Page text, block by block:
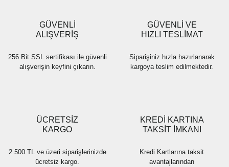
Ürün fiyatı diğer sitelerden daha pahalı.
Bu ürüne benzer farklı alternatifler olmalı.
GÜVENLİ
ALIŞVERİŞ
256 Bit SSL sertifikası ile güvenli
alışverişin keyfini çıkarın.
GÜVENLİ VE
HIZLI TESLİMAT
Siparişiniz hızla hazırlanarak
kargoya teslim edilmektedir.
ÜCRETSİZ
KARGO
2.500 TL ve üzeri siparişlerinizde
ücretsiz kargo.
KREDİ KARTINA
TAKSİT İMKANI
Kredi Kartlarına taksit
avantajlarından